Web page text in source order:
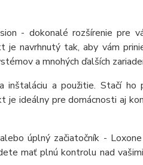
- dokonalé rozšírenie pre
je navrhnutý tak, aby vám
a mnohých ďalších
inštaláciu a použitie. Stačí
je ideálny pre domácnosti aj
úplný začiatočník -
mať plnú kontrolu nad